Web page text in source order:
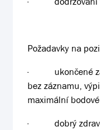
Požadavky na
·
ukončené
bez záznamu,
maximální
·
dobrý